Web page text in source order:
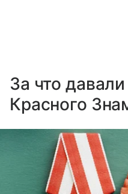
За что
Красного